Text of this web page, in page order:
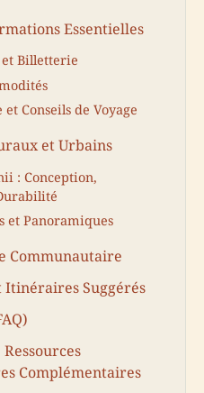
Essentielles
Billetterie
Conseils de Voyage
et Urbains
: Conception,
et Panoramiques
Communautaire
Itinéraires Suggérés
Complémentaires